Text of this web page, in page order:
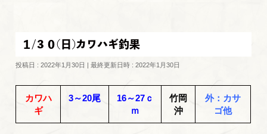
１/３０(日)カワハギ釣果
投稿日 : 2022年1月30日 最終更新日時 : 2022年1月30日
カワハ
ギ
3～20尾
16～27ｃ
ｍ
竹岡
沖
外：カサ
ゴ他